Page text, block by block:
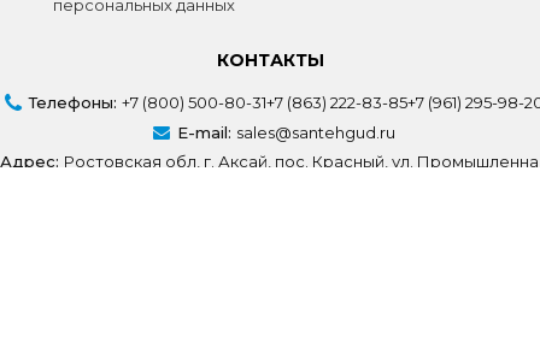
персональных данных
КОНТАКТЫ
Телефоны: +7 (800) 500-80-31+7 (863) 222-83-85+7 (961) 295-98-
E-mail: sales@santehgud.ru
Адрес: Ростовская обл, г. Аксай, пос. Красный, ул.